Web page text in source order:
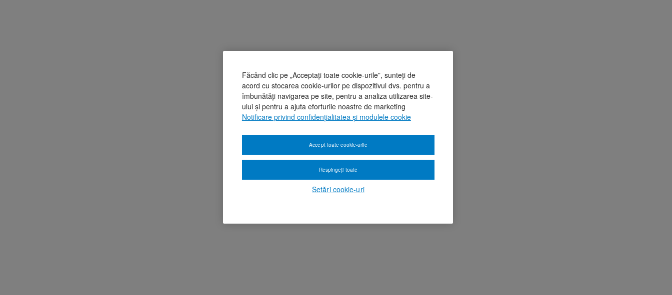
Făcând clic pe „Acceptați toate cookie-urile”, sunteți de
acord cu stocarea cookie-urilor pe dispozitivul dvs. pentru a
îmbunătăți navigarea pe site, pentru a analiza utilizarea site-
ului și pentru a ajuta eforturile noastre de marketing
Notificare privind confidențialitatea și modulele cookie
Setări cookie-uri
Respingeți toate
Accept toate cookie-urile